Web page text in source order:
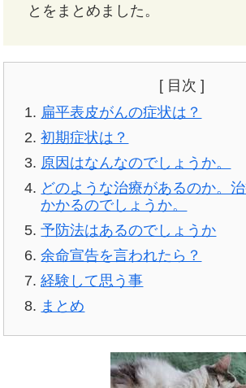
とをまとめました。
[ 目次 ]
扁平表皮がんの症状は？
初期症状は？
原因はなんなのでしょうか。
どのような治療があるのか。
かかるのでしょうか。
予防法はあるのでしょうか
余命宣告を言われたら？
経験して思う事
まとめ